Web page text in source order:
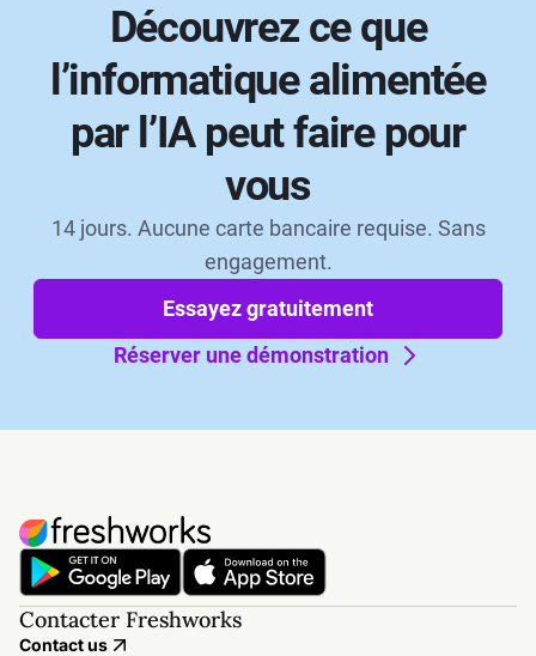
Découvrez ce que
l’informatique alimentée
par l’IA peut faire pour
vous
14 jours. Aucune carte bancaire requise. Sans
engagement.
Essayez gratuitement
Réserver une démonstration
Contacter Freshworks
Contact us